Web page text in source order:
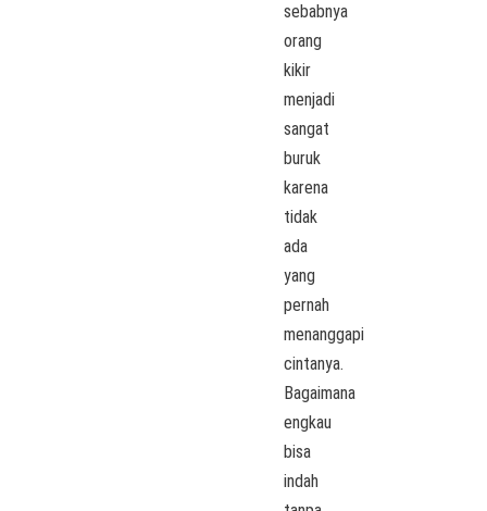
sebabnya
orang
kikir
menjadi
sangat
buruk
karena
tidak
ada
yang
pernah
menanggapi
cintanya.
Bagaimana
engkau
bisa
indah